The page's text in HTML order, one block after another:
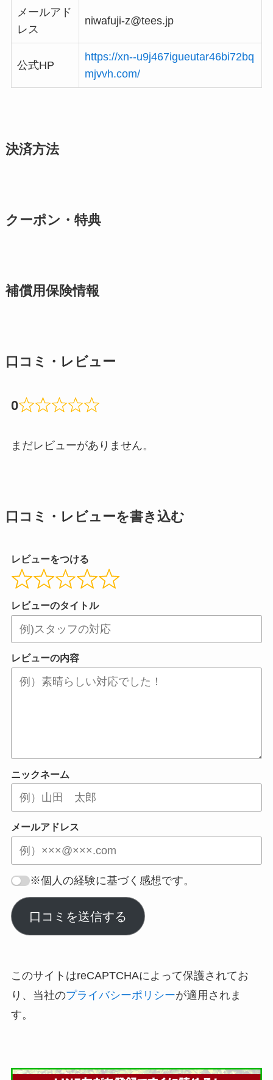
メールアド
レス
niwafuji-z@tees.jp
公式HP
https://xn--u9j467igueutar46bi72bq
mjvvh.com/
決済方法
クーポン・特典
補償用保険情報
口コミ・レビュー
0
まだレビューがありません。
口コミ・レビューを書き込む
レビューをつける
レビューのタイトル
レビューの内容
ニックネーム
メールアドレス
※個人の経験に基づく感想です。
口コミを送信する
このサイトはreCAPTCHAによって保護されてお
り、当社のプライバシーポリシーが適用されま
す。